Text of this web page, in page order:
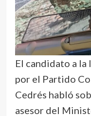
El candidato a
por el Partido
Cedrés habló
asesor del